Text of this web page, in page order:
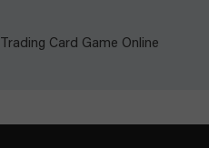
Card Game Online